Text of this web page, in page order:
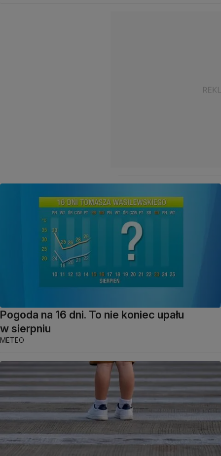
Pogoda na 16 dni. To nie koniec upału
w sierpniu
METEO